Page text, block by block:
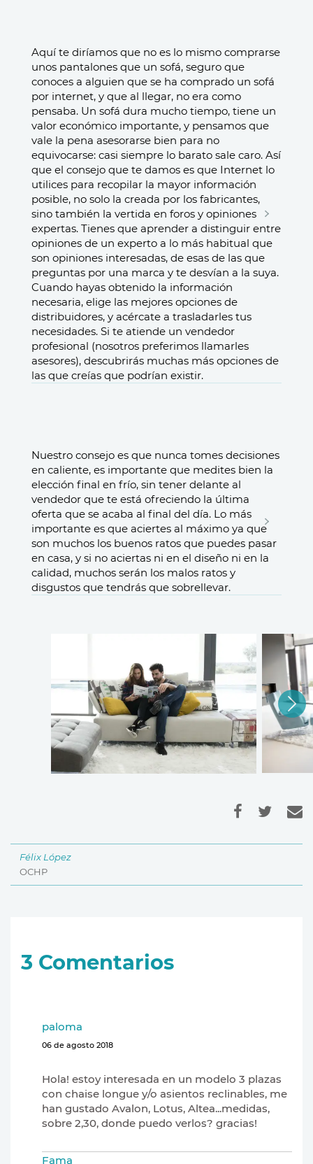
Aquí te diríamos que no es lo mismo comprarse
unos pantalones que un sofá, seguro que
conoces a alguien que se ha comprado un sofá
por internet, y que al llegar, no era como
pensaba. Un sofá dura mucho tiempo, tiene un
valor económico importante, y pensamos que
vale la pena asesorarse bien para no
equivocarse: casi siempre lo barato sale caro. Así
que el consejo que te damos es que Internet lo
utilices para recopilar la mayor información
posible, no solo la creada por los fabricantes,
sino también la vertida en foros y opiniones
expertas. Tienes que aprender a distinguir entre
opiniones de un experto a lo más habitual que
son opiniones interesadas, de esas de las que
preguntas por una marca y te desvían a la suya.
Cuando hayas obtenido la información
necesaria, elige las mejores opciones de
distribuidores, y acércate a trasladarles tus
necesidades. Si te atiende un vendedor
profesional (nosotros preferimos llamarles
asesores), descubrirás muchas más opciones de
las que creías que podrían existir.
Nuestro consejo es que nunca tomes decisiones
en caliente, es importante que medites bien la
elección final en frío, sin tener delante al
vendedor que te está ofreciendo la última
oferta que se acaba al final del día. Lo más
importante es que aciertes al máximo ya que
son muchos los buenos ratos que puedes pasar
en casa, y si no aciertas ni en el diseño ni en la
calidad, muchos serán los malos ratos y
disgustos que tendrás que sobrellevar.
Félix López
OCHP
3 Comentarios
paloma
06 de agosto 2018
Hola! estoy interesada en un modelo 3 plazas
con chaise longue y/o asientos reclinables, me
han gustado Avalon, Lotus, Altea...medidas,
sobre 2,30, donde puedo verlos? gracias!
Fama